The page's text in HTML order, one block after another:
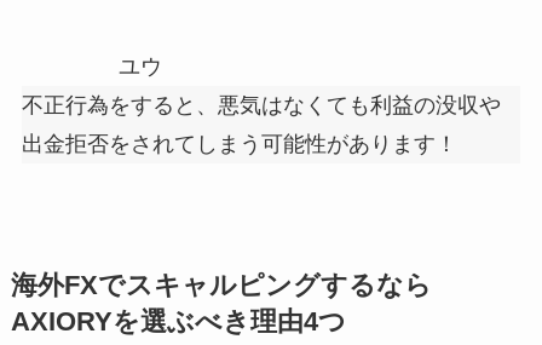
ユウ
不正行為をすると、悪気はなくても利益の没収や
出金拒否をされてしまう可能性があります！
海外FXでスキャルピングするなら
AXIORYを選ぶべき理由4つ